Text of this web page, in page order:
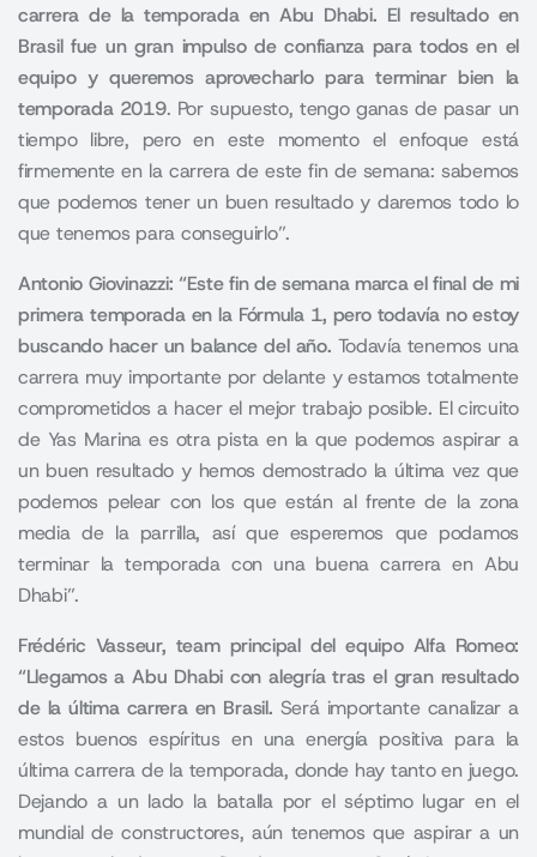
carrera de la temporada en Abu Dhabi. El resultado en
Brasil fue un gran impulso de confianza para todos en el
equipo y queremos aprovecharlo para terminar bien la
temporada 2019. Por supuesto, tengo ganas de pasar un
tiempo libre, pero en este momento el enfoque está
firmemente en la carrera de este fin de semana: sabemos
que podemos tener un buen resultado y daremos todo lo
que tenemos para conseguirlo”.
Antonio Giovinazzi: “Este fin de semana marca el final de mi
primera temporada en la Fórmula 1, pero todavía no estoy
buscando hacer un balance del año. Todavía tenemos una
carrera muy importante por delante y estamos totalmente
comprometidos a hacer el mejor trabajo posible. El circuito
de Yas Marina es otra pista en la que podemos aspirar a
un buen resultado y hemos demostrado la última vez que
podemos pelear con los que están al frente de la zona
media de la parrilla, así que esperemos que podamos
terminar la temporada con una buena carrera en Abu
Dhabi”.
Frédéric Vasseur, team principal del equipo Alfa Romeo:
“Llegamos a Abu Dhabi con alegría tras el gran resultado
de la última carrera en Brasil. Será importante canalizar a
estos buenos espíritus en una energía positiva para la
última carrera de la temporada, donde hay tanto en juego.
Dejando a un lado la batalla por el séptimo lugar en el
mundial de constructores, aún tenemos que aspirar a un